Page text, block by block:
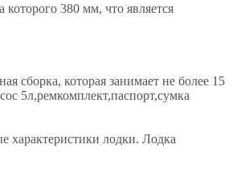
380 мм, что является
сборка, которая занимает не более 15
5л,ремкомплект,паспорт,сумка
характеристики лодки. Лодка